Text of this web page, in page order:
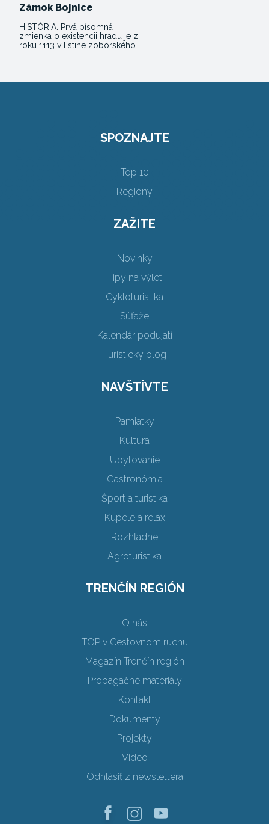
Zámok Bojnice
HISTÓRIA. Prvá písomná
zmienka o existencii hradu je z
roku 1113 v listine zoborského…
SPOZNAJTE
Top 10
Regióny
ZAŽITE
Novinky
Tipy na výlet
Cykloturistika
Súťaže
Kalendár podujatí
Turistický blog
NAVŠTÍVTE
Pamiatky
Kultúra
Ubytovanie
Gastronómia
Šport a turistika
Kúpele a relax
Rozhľadne
Agroturistika
TRENČÍN REGIÓN
O nás
TOP v Cestovnom ruchu
Magazín Trenčín región
Propagačné materiály
Kontakt
Dokumenty
Projekty
Video
Odhlásiť z newslettera